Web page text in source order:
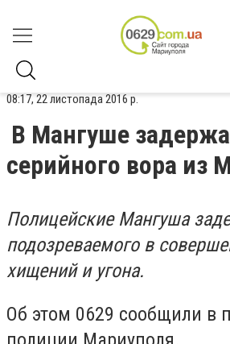
08:17, 22 листопада 2016 р.
В Мангуше
серийного вора из
Полицейские Мангуша
подозреваемого в
хищений и угона.
Об этом 0629 сообщили в